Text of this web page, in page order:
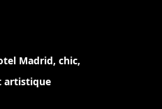
Madrid, chic,
artistique